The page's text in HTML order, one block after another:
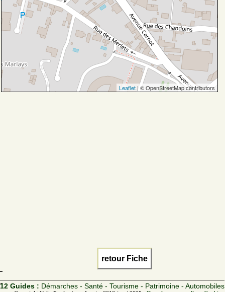
Leaflet | © OpenStreetMap contributors
retour Fiche
12 Guides : Démarches - Santé - Tourisme - Patrimoine - Automobiles